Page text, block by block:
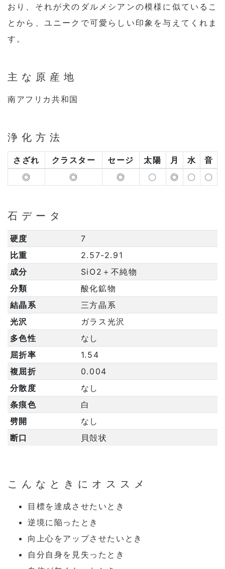
おり、それが犬のダルメシアンの模様に似ているこ
とから、ユニークで可愛らしい印象を与えてくれま
す。
主な原産地
南アフリカ共和国
浄化方法
さざれ クラスター セージ 太陽 月 水
音
◎
◎ ◎ 〇 ◎ 〇 〇
石データ
硬度
7
比重
2.57-2.91
成分
SiO2＋不純物
分類
酸化鉱物
結晶系
三方晶系
光沢
ガラス光沢
多色性
なし
屈折率
1.54
複屈折
0.004
分散度
なし
条痕色
白
劈開
なし
断口
貝殻状
こんなときにオススメ
目標を達成させたいとき
逆境に陥ったとき
向上心をアップさせたいとき
自分自身を見失ったとき